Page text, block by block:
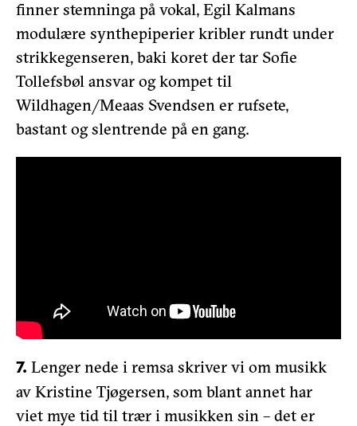
finner stemninga på vokal, Egil Kalmans
modulære synthepiperier kribler rundt under
strikkegenseren, baki koret der tar Sofie
Tollefsbøl ansvar og kompet til
Wildhagen/Meaas Svendsen er rufsete,
bastant og slentrende på en gang.
7. Lenger nede i remsa skriver vi om musikk
av Kristine Tjøgersen, som blant annet har
viet mye tid til trær i musikken sin – det er